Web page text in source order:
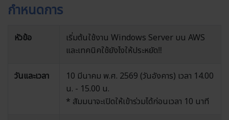
กำหนดการ
หัวข้อ
เริ่มต้นใช้งาน Windows Server บน AWS
และเทคนิคใช้ยังไงให้ประหยัด‼
วันและเวลา
10 มีนาคม พ.ศ. 2569 (วันอังคาร) เวลา 14.00
น. - 15.00 น.
* สัมมนาจะเปิดให้เข้าร่วมได้ก่อนเวลา 10 นาที